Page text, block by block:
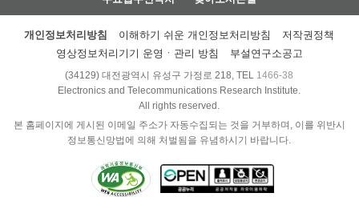
개인정보처리방침 이해하기 쉬운 개인정보처리방침
저작권정책
영상정보처리기기 운영ㆍ관리 방침
부설연구소공고
(34129) 대전광역시 유성구 가정로 218, TEL 1466-38
Electronics and Telecommunications Research Institute.
All rights reserved.
본 홈페이지에 게시된 이메일 주소가 자동수집되는 것을 거부하며, 이를 위반시
정보통신망법에 의해 처벌됨을 유념하시기 바랍니다.